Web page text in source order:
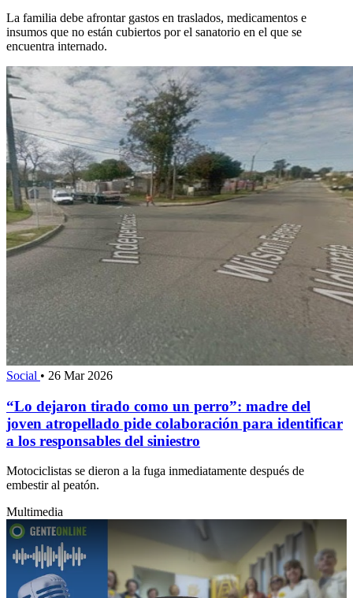
La familia debe afrontar gastos en traslados, medicamentos e
insumos que no están cubiertos por el sanatorio en el que se
encuentra internado.
Social • 26 Mar 2026
“Lo dejaron tirado como un perro”: madre del
joven atropellado pide colaboración para identificar
a los responsables del siniestro
Motociclistas se dieron a la fuga inmediatamente después de
embestir al peatón.
Multimedia